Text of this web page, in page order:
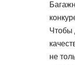
Чтобы
не